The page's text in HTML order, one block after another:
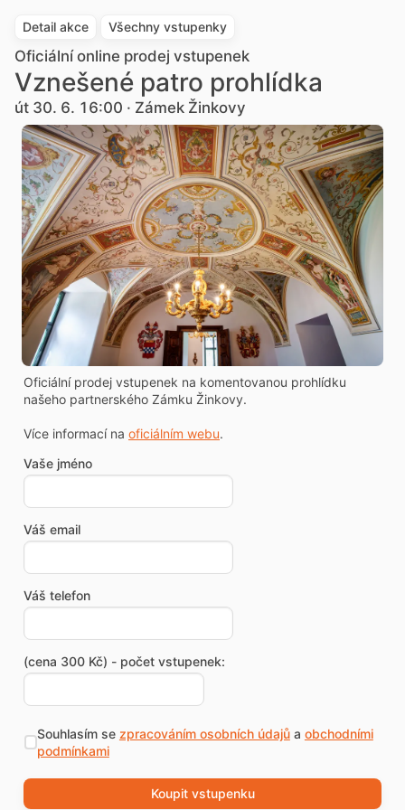
Detail akce Všechny vstupenky
Oficiální online prodej vstupenek
Vznešené patro prohlídka
út 30. 6. 16:00 · Zámek Žinkovy
Oficiální prodej vstupenek na komentovanou prohlídku
našeho partnerského Zámku Žinkovy.
Více informací na oficiálním webu.
Vaše jméno
Váš email
Váš telefon
(cena 300 Kč) - počet vstupenek:
Souhlasím se zpracováním osobních údajůa obchodními
podmínkami
Koupit vstupenku